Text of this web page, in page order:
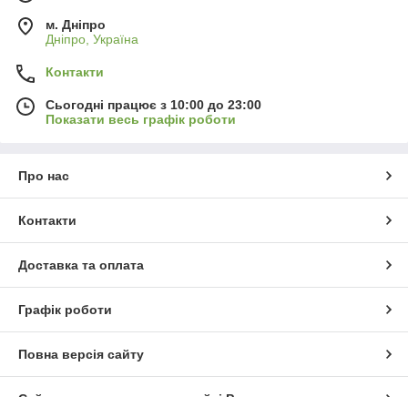
м. Дніпро
Дніпро, Україна
Контакти
Сьогодні працює з 10:00 до 23:00
Показати весь графік роботи
Про нас
Контакти
Доставка та оплата
Графік роботи
Повна версія сайту